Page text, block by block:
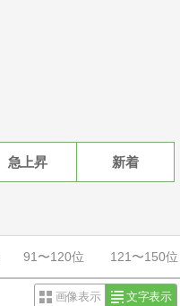
急上昇 新着
91〜120位 121〜150位
画像表示 文字表示